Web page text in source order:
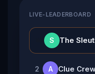
LIVE-LEADERBOARD
S The
2 A Clue Crew